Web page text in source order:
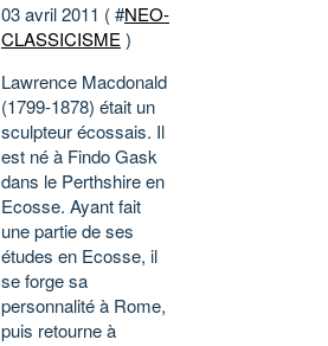
03 avril 2011 ( #NEO-
CLASSICISME )
Lawrence Macdonald
(1799-1878) était un
sculpteur écossais. Il
est né à Findo Gask
dans le Perthshire en
Ecosse. Ayant fait
une partie de ses
études en Ecosse, il
se forge sa
personnalité à Rome,
puis retourne à